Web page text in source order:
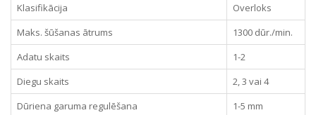
Klasifikācija
Overloks
Maks. šūšanas ātrums
1300 dūr./min.
Adatu skaits
1-2
Diegu skaits
2, 3 vai 4
Dūriena garuma regulēšana
1-5 mm